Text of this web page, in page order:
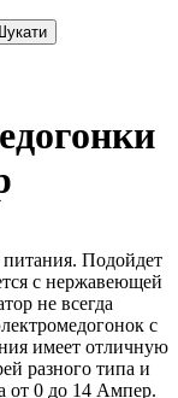
Подойдет
с нержавеющей
не всегда
с
имеет отличную
разного типа и
от 0 до 14 Ампер.